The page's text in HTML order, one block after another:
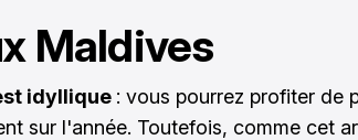
Maldives
idyllique : vous pourrez profiter de
sur l'année. Toutefois, comme cet